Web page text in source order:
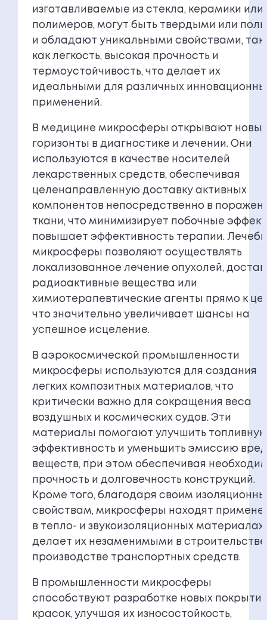
изготавливаемые из стекла, керамики или
полимеров, могут быть твердыми или
и обладают уникальными свойствами,
как легкость, высокая прочность и
термоустойчивость, что делает их
идеальными для различных
применений.
В медицине микросферы открывают
горизонты в диагностике и лечении. Они
используются в качестве носителей
лекарственных средств, обеспечивая
целенаправленную доставку активных
компонентов непосредственно в
ткани, что минимизирует побочные
повышает эффективность терапии.
микросферы позволяют осуществлять
локализованное лечение опухолей,
радиоактивные вещества или
химиотерапевтические агенты прямо к
что значительно увеличивает шансы на
успешное исцеление.
В аэрокосмической промышленности
микросферы используются для создания
легких композитных материалов, что
критически важно для сокращения веса
воздушных и космических судов. Эти
материалы помогают улучшить
эффективность и уменьшить эмиссию
веществ, при этом обеспечивая
прочность и долговечность конструкций.
Кроме того, благодаря своим
свойствам, микросферы находят
в тепло- и звукоизоляционных материалах,
делает их незаменимыми в строительстве
производстве транспортных средств.
В промышленности микросферы
способствуют разработке новых
красок, улучшая их износостойкость,